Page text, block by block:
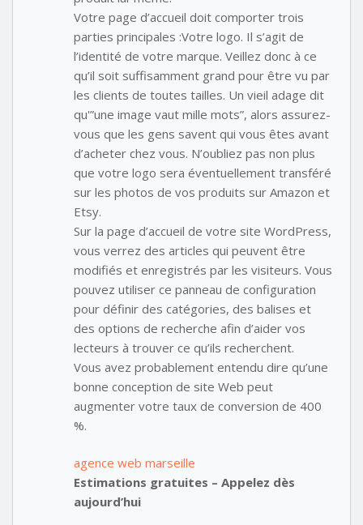
Votre page d’accueil doit comporter trois
parties principales :Votre logo. Il s’agit de
l’identité de votre marque. Veillez donc à ce
qu’il soit suffisamment grand pour être vu par
les clients de toutes tailles. Un vieil adage dit
qu'”une image vaut mille mots”, alors assurez-
vous que les gens savent qui vous êtes avant
d’acheter chez vous. N’oubliez pas non plus
que votre logo sera éventuellement transféré
sur les photos de vos produits sur Amazon et
Etsy.
Sur la page d’accueil de votre site WordPress,
vous verrez des articles qui peuvent être
modifiés et enregistrés par les visiteurs. Vous
pouvez utiliser ce panneau de configuration
pour définir des catégories, des balises et
des options de recherche afin d’aider vos
lecteurs à trouver ce qu’ils recherchent.
Vous avez probablement entendu dire qu’une
bonne conception de site Web peut
augmenter votre taux de conversion de 400
%.
agence web marseille
Estimations gratuites – Appelez dès
aujourd’hui